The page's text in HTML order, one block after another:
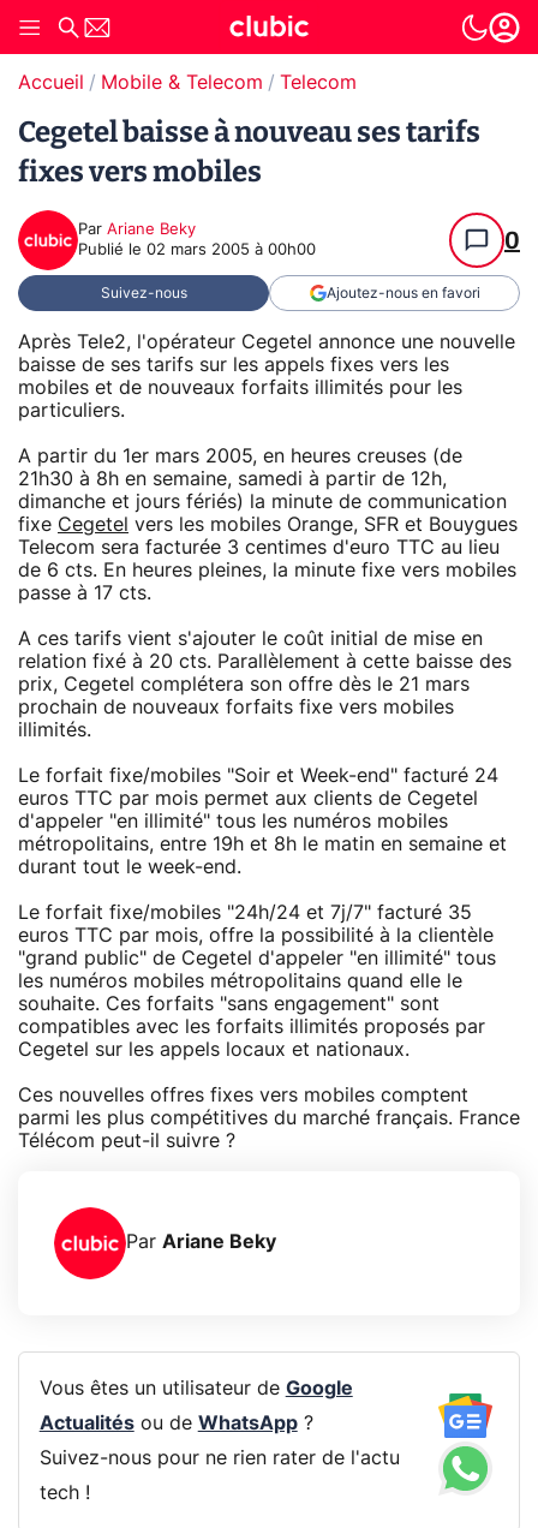
Accueil Mobile & Telecom Telecom
Cegetel baisse à nouveau ses tarifs
fixes vers mobiles
Par Ariane Beky
Publié le 02 mars 2005 à 00h00 0
Suivez-nous Ajoutez-nous en favori
Après Tele2, l'opérateur Cegetel annonce une nouvelle
baisse de ses tarifs sur les appels fixes vers les
mobiles et de nouveaux forfaits illimités pour les
particuliers.
A partir du 1er mars 2005, en heures creuses (de
21h30 à 8h en semaine, samedi à partir de 12h,
dimanche et jours fériés) la minute de communication
fixe Cegetel vers les mobiles Orange, SFR et Bouygues
Telecom sera facturée 3 centimes d'euro TTC au lieu
de 6 cts. En heures pleines, la minute fixe vers mobiles
passe à 17 cts.
A ces tarifs vient s'ajouter le coût initial de mise en
relation fixé à 20 cts. Parallèlement à cette baisse des
prix, Cegetel complétera son offre dès le 21 mars
prochain de nouveaux forfaits fixe vers mobiles
illimités.
Le forfait fixe/mobiles "Soir et Week-end" facturé 24
euros TTC par mois permet aux clients de Cegetel
d'appeler "en illimité" tous les numéros mobiles
métropolitains, entre 19h et 8h le matin en semaine et
durant tout le week-end.
Le forfait fixe/mobiles "24h/24 et 7j/7" facturé 35
euros TTC par mois, offre la possibilité à la clientèle
"grand public" de Cegetel d'appeler "en illimité" tous
les numéros mobiles métropolitains quand elle le
souhaite. Ces forfaits "sans engagement" sont
compatibles avec les forfaits illimités proposés par
Cegetel sur les appels locaux et nationaux.
Ces nouvelles offres fixes vers mobiles comptent
parmi les plus compétitives du marché français. France
Télécom peut-il suivre ?
Par Ariane Beky
Vous êtes un utilisateur de Google
Actualitésou de WhatsApp?
Suivez-nous pour ne rien rater de l'actu
tech !